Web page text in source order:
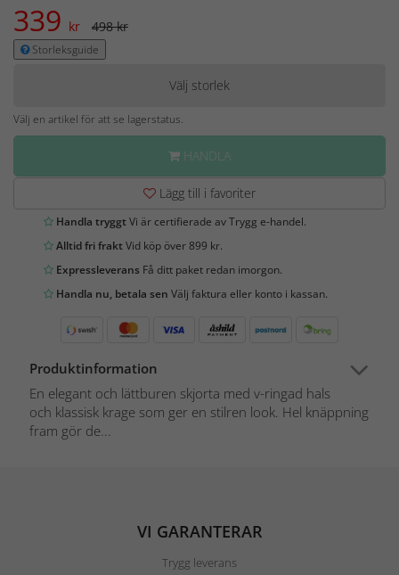
339 kr 498 kr
Storleksguide
Välj storlek
Välj en artikel för att se lagerstatus.
HANDLA
Lägg till i favoriter
Handla tryggtVi är certifierade av Trygg e-handel.
Alltid fri fraktVid köp över 899 kr.
Expressleverans Få ditt paket redan imorgon.
Handla nu, betala sen Välj faktura eller konto i kassan.
Produktinformation
En elegant och lättburen skjorta med v-ringad hals
och klassisk krage som ger en stilren look. Hel knäppning
fram gör de...
VI GARANTERAR
Trygg leverans